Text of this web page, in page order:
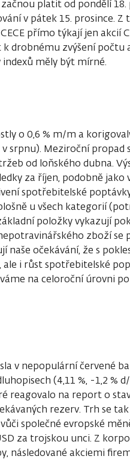
platit od pondělí
v pátek 15. prosince.
přímo týkají jen akcií
drobnému zvýšení počtu
měly být mírné.
o 0,6 % m/m a
srpnu). Meziroční propad
od loňského dubna.
za říjen, podobně jako
spotřebitelské
u všech kategorií
položky vykazují
zboží
naše očekávání, že s
i růst spotřebitelské
na celoroční úrovni
v nepopulární červené
(4,11 %, -1,2 %
reagovalo na report o
rezerv. Trh se
společné evropské
za trojskou unci. Z
následované akciemi